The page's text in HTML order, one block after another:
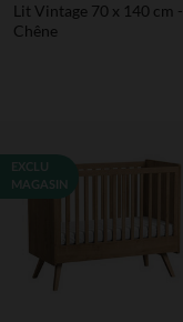
Lit Vintage 70 x 140 cm -
Chêne
EXCLU
MAGASIN